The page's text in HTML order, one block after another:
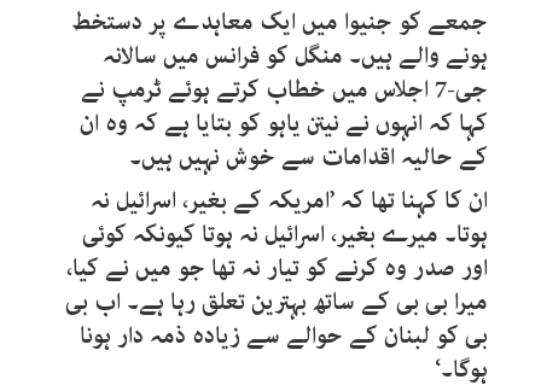
جمعے کو جنیوا میں ایک معاہدے پر دستخط
ہونے والے ہیں۔ منگل کو فرانس میں سالانہ
جی-7 اجلاس میں خطاب کرتے ہوئے ٹرمپ نے
کہا کہ انہوں نے نیتن یاہو کو بتایا ہے کہ وہ ان
کے حالیہ اقدامات سے خوش نہیں ہیں۔
ان کا کہنا تھا کہ ’امریکہ کے بغیر، اسرائیل نہ
ہوتا۔ میرے بغیر، اسرائیل نہ ہوتا کیونکہ کوئی
اور صدر وہ کرنے کو تیار نہ تھا جو میں نے کیا،
میرا بی بی کے ساتھ بہترین تعلق رہا ہے۔ اب بی
بی کو لبنان کے حوالے سے زیادہ ذمہ دار ہونا
ہوگا۔‘